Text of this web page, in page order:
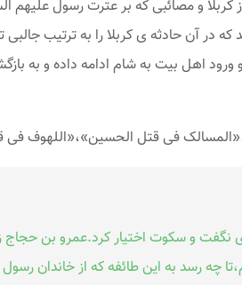
کربلا و مصائبی که بر عترت رسول علیهم
در آن حادثه ی کربلا را به ترتیب
اهل بیت به شام ادامه داده و به
فی قتل الحسین»،«اللهوف فی
نگفت و سکوت اختیار کرد.عمرو بن حجاج
چه رسد به این طائفه که از خاندان رسول